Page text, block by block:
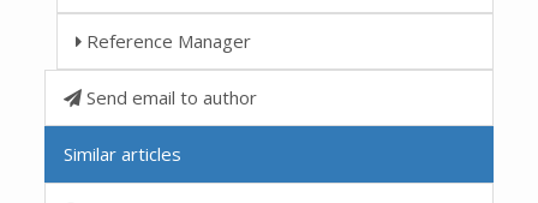
Reference Manager
Send email to author
Similar articles